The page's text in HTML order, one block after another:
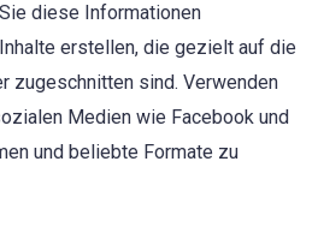
diese Informationen
erstellen, die gezielt auf die
zugeschnitten sind. Verwenden
Medien wie Facebook und
und beliebte Formate zu